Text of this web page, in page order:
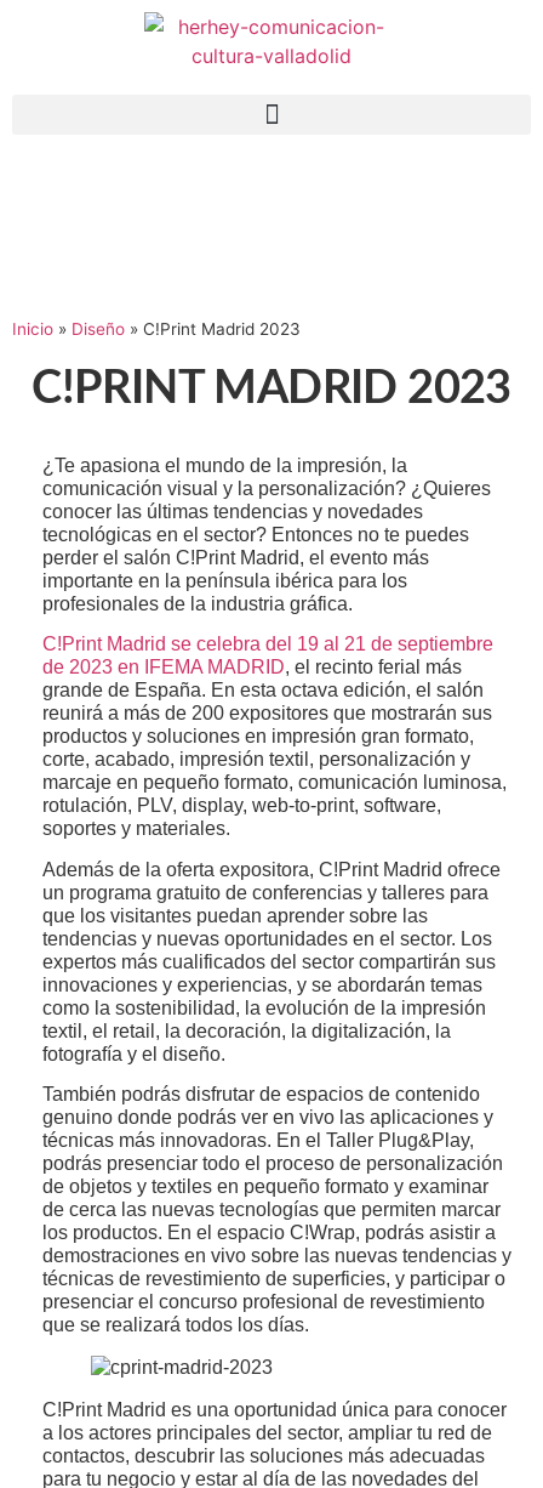
Inicio » Diseño » C!Print Madrid 2023
C!PRINT MADRID 2023
¿Te apasiona el mundo de la impresión, la
comunicación visual y la personalización? ¿Quieres
conocer las últimas tendencias y novedades
tecnológicas en el sector? Entonces no te puedes
perder el salón C!Print Madrid, el evento más
importante en la península ibérica para los
profesionales de la industria gráfica.
C!Print Madrid se celebra del 19 al 21 de septiembre
de 2023 en IFEMA MADRID, el recinto ferial más
grande de España. En esta octava edición, el salón
reunirá a más de 200 expositores que mostrarán sus
productos y soluciones en impresión gran formato,
corte, acabado, impresión textil, personalización y
marcaje en pequeño formato, comunicación luminosa,
rotulación, PLV, display, web-to-print, software,
soportes y materiales.
Además de la oferta expositora, C!Print Madrid ofrece
un programa gratuito de conferencias y talleres para
que los visitantes puedan aprender sobre las
tendencias y nuevas oportunidades en el sector. Los
expertos más cualificados del sector compartirán sus
innovaciones y experiencias, y se abordarán temas
como la sostenibilidad, la evolución de la impresión
textil, el retail, la decoración, la digitalización, la
fotografía y el diseño.
También podrás disfrutar de espacios de contenido
genuino donde podrás ver en vivo las aplicaciones y
técnicas más innovadoras. En el Taller Plug&Play,
podrás presenciar todo el proceso de personalización
de objetos y textiles en pequeño formato y examinar
de cerca las nuevas tecnologías que permiten marcar
los productos. En el espacio C!Wrap, podrás asistir a
demostraciones en vivo sobre las nuevas tendencias y
técnicas de revestimiento de superficies, y participar o
presenciar el concurso profesional de revestimiento
que se realizará todos los días.
C!Print Madrid es una oportunidad única para conocer
a los actores principales del sector, ampliar tu red de
contactos, descubrir las soluciones más adecuadas
para tu negocio y estar al día de las novedades del